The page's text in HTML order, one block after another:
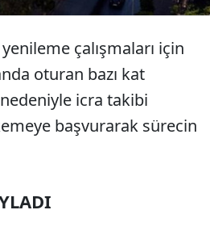
çalışmaları için
oturan bazı kat
icra takibi
başvurarak sürecin